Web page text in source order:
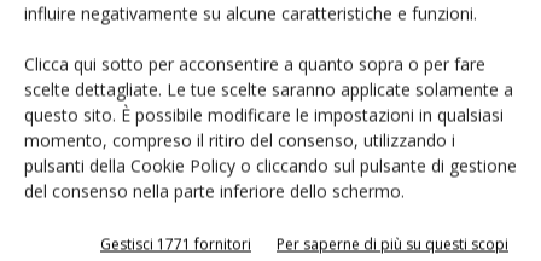
influire negativamente su alcune caratteristiche e funzioni.
Clicca qui sotto per acconsentire a quanto sopra o per fare
scelte dettagliate. Le tue scelte saranno applicate solamente a
questo sito. È possibile modificare le impostazioni in qualsiasi
momento, compreso il ritiro del consenso, utilizzando i
pulsanti della Cookie Policy o cliccando sul pulsante di gestione
del consenso nella parte inferiore dello schermo.
Gestisci 1771 fornitori Per saperne di più su questi scopi
Edicola web